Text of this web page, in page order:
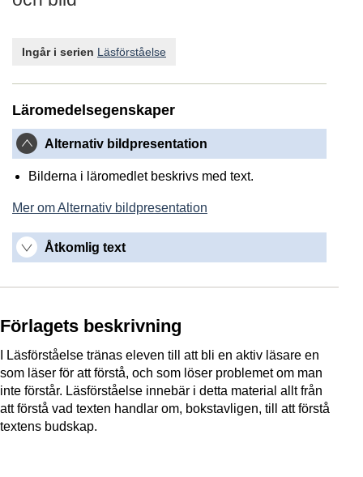
Ingår i serien Läsförståelse
Läromedelsegenskaper
Alternativ bildpresentation
Bilderna i läromedlet beskrivs med text.
Mer om Alternativ bildpresentation
Åtkomlig text
Förlagets beskrivning
I Läsförståelse tränas eleven till att bli en aktiv läsare en
som läser för att förstå, och som löser problemet om man
inte förstår. Läsförståelse innebär i detta material allt från
att förstå vad texten handlar om, bokstavligen, till att förstå
textens budskap.